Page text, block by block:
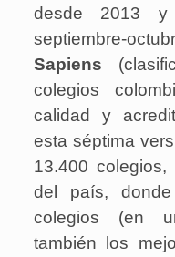
desde 2013
septiembre-
Sapiens
colegios
calidad y
esta séptima
13.400
del país,
colegios (en
también los